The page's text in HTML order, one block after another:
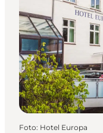
Foto: Hotel Europa